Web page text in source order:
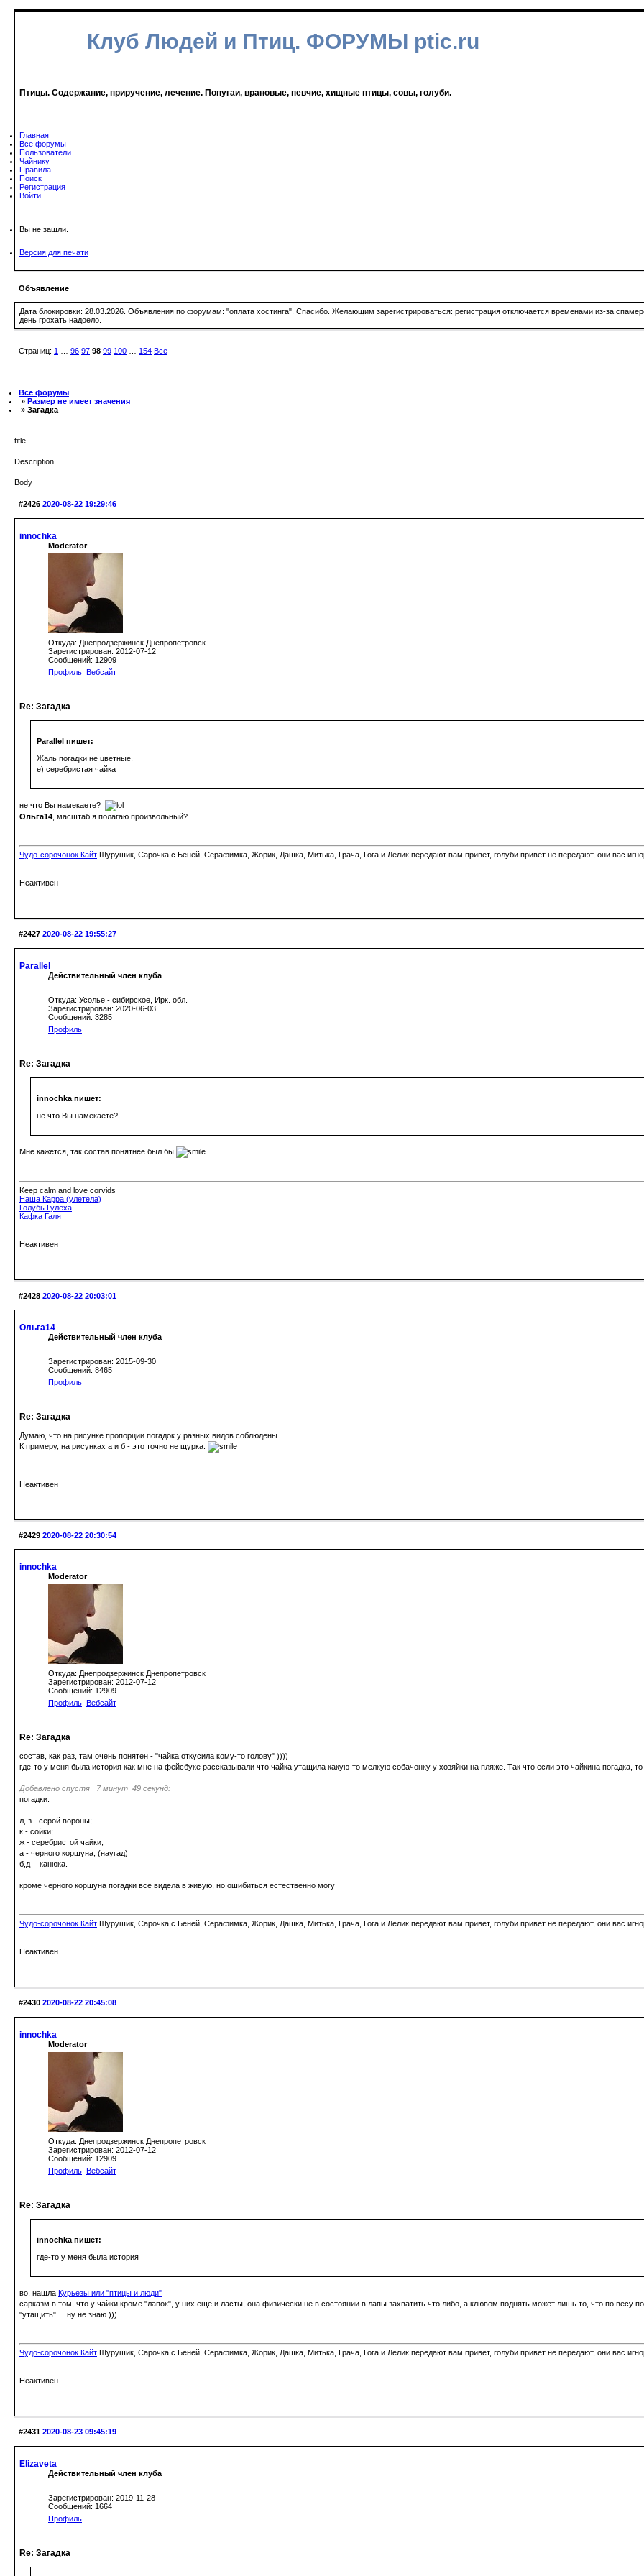
Клуб Людей и Птиц. ФОРУМЫ ptic.ru
Птицы. Содержание, приручение, лечение. Попугаи, врановые, певчие, хищные птицы, совы, голуби.
Главная
Все форумы
Пользователи
Чайнику
Правила
Поиск
Регистрация
Войти
Вы не зашли.
Версия для печати
Объявление
Дата блокировки: 28.03.2026. Объявления по форумам: "оплата хостинга". Спасибо. Желающим зарегистрироваться: регистрация отключается временами из-за
день грохать надоело.
Страниц: 1 … 96 97 98 99 100 … 154 Все
Все форумы
» Размер не имеет значения
» Загадка
title
Description
Body
#2426 2020-08-22 19:29:46
innochka
Moderator
Откуда: Днепродзержинск Днепропетровск
Зарегистрирован: 2012-07-12
Сообщений: 12909
Профиль Вебсайт
Re: Загадка
Parallel пишет:
Жаль погадки не цветные.
е) серебристая чайка
не что Вы намекаете?
Ольга14 , масштаб я полагаю произвольный?
Чудо-сорочонок Кайт Шурушик, Сарочка с Беней, Серафимка, Жорик, Дашка, Митька, Грача, Гога и Лёлик передают вам привет, голуби привет не передают, они вас
Неактивен
#2427 2020-08-22 19:55:27
Parallel
Действительный член клуба
Откуда: Усолье - сибирское, Ирк. обл.
Зарегистрирован: 2020-06-03
Сообщений: 3285
Профиль
Re: Загадка
innochka пишет:
не что Вы намекаете?
Мне кажется, так состав понятнее был бы
Keep calm and love corvids
Наша Карра (улетела)
Голубь Гулёха
Кафка Галя
Неактивен
#2428 2020-08-22 20:03:01
Ольга14
Действительный член клуба
Зарегистрирован: 2015-09-30
Сообщений: 8465
Профиль
Re: Загадка
Думаю, что на рисунке пропорции погадок у разных видов соблюдены.
К примеру, на рисунках а и б - это точно не щурка.
Неактивен
#2429 2020-08-22 20:30:54
innochka
Moderator
Откуда: Днепродзержинск Днепропетровск
Зарегистрирован: 2012-07-12
Сообщений: 12909
Профиль Вебсайт
Re: Загадка
состав, как раз, там очень понятен - "чайка откусила кому-то голову" ))))
где-то у меня была история как мне на фейсбуке рассказывали что чайка утащила какую-то мелкую собачонку у хозяйки на пляже. Так что если это чайкина погадка,
Добавлено спустя 7 минут 49 секунд:
погадки:
л, з - серой вороны;
к - сойки;
ж - серебристой чайки;
а - черного коршуна; (наугад)
б,д - канюка.
кроме черного коршуна погадки все видела в живую, но ошибиться естественно могу
Чудо-сорочонок Кайт Шурушик, Сарочка с Беней, Серафимка, Жорик, Дашка, Митька, Грача, Гога и Лёлик передают вам привет, голуби привет не передают, они вас
Неактивен
#2430 2020-08-22 20:45:08
innochka
Moderator
Откуда: Днепродзержинск Днепропетровск
Зарегистрирован: 2012-07-12
Сообщений: 12909
Профиль Вебсайт
Re: Загадка
innochka пишет:
где-то у меня была история
во, нашла Курьезы или "птицы и люди"
сарказм в том, что у чайки кроме "лапок", у них еще и ласты, она физически не в состоянии в лапы захватить что либо, а клювом поднять может лишь то, что по весу
"утащить".... ну не знаю )))
Чудо-сорочонок Кайт Шурушик, Сарочка с Беней, Серафимка, Жорик, Дашка, Митька, Грача, Гога и Лёлик передают вам привет, голуби привет не передают, они вас
Неактивен
#2431 2020-08-23 09:45:19
Elizaveta
Действительный член клуба
Зарегистрирован: 2019-11-28
Сообщений: 1664
Профиль
Re: Загадка